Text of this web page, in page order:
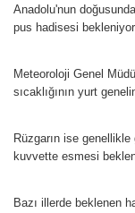
Anadolu'nun
pus hadisesi
Meteoroloji Genel
sıcaklığının yurt
Rüzgarın ise
kuvvette esmesi
Bazı illerde beklenen